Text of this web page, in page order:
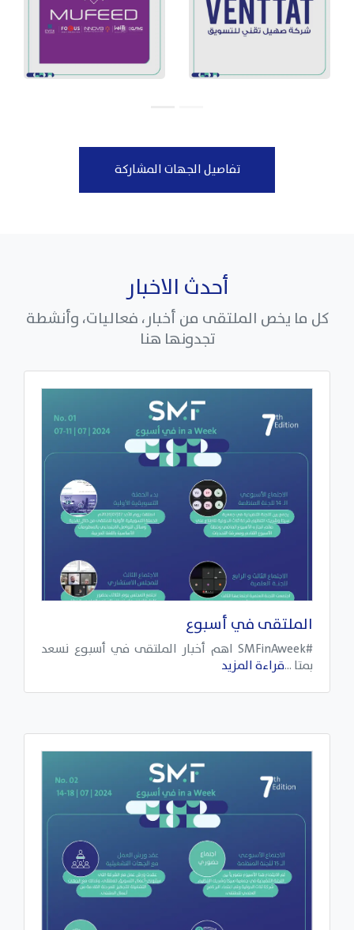
تفاصيل الجهات المشاركة
أحدث الاخبار
كل ما يخص الملتقى من أخبار، فعاليات، وأنشطة
تجدونها هنا
الملتقى في أسبوع
#SMFinAweek اهم أخبار الملتقى في أسبوع نسعد
بمتا ...قراءة المزيد